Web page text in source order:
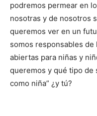
podremos permear en
nosotras y de nosotros
queremos ver en un
somos responsables
abiertas para niñas y
queremos y qué tipo de
como niña” ¿y tú?